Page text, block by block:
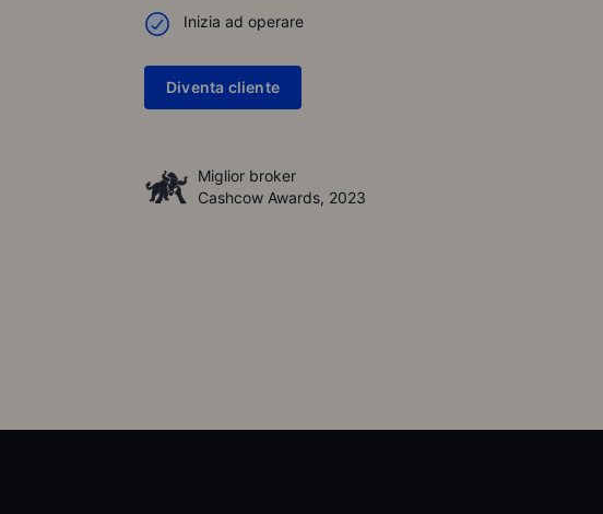
Inizia ad operare
Diventa cliente
Miglior broker
Cashcow Awards, 2023